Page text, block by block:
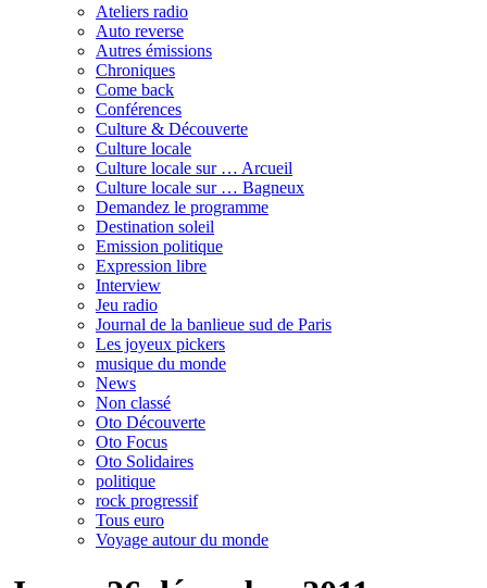
Ateliers radio
Auto reverse
Autres émissions
Chroniques
Come back
Conférences
Culture & Découverte
Culture locale
Culture locale sur … Arcueil
Culture locale sur … Bagneux
Demandez le programme
Destination soleil
Emission politique
Expression libre
Interview
Jeu radio
Journal de la banlieue sud de Paris
Les joyeux pickers
musique du monde
News
Non classé
Oto Découverte
Oto Focus
Oto Solidaires
politique
rock progressif
Tous euro
Voyage autour du monde